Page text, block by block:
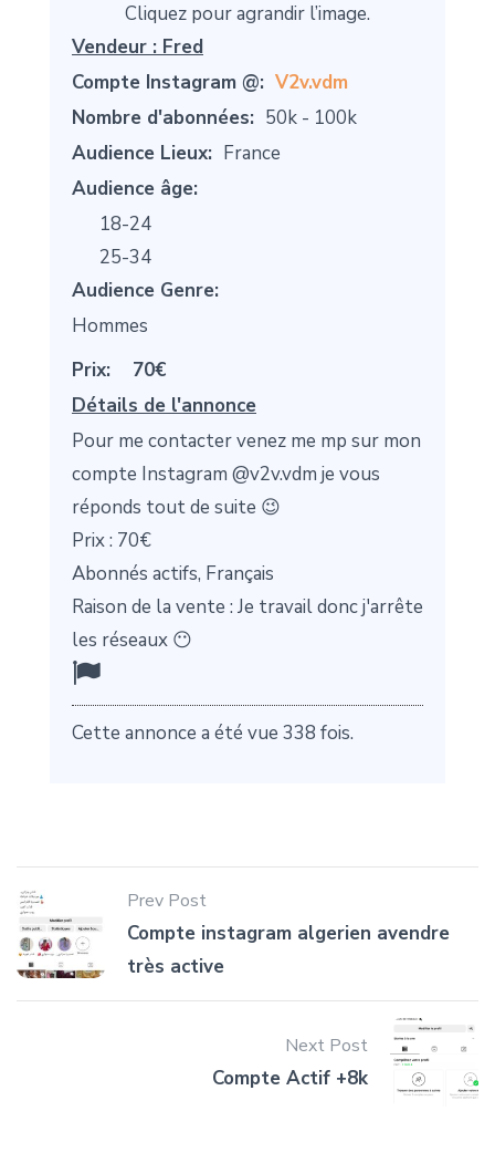
Cliquez pour agrandir l’image.
Vendeur : Fred
Compte Instagram @: V2v.vdm
Nombre d'abonnées: 50k - 100k
Audience Lieux: France
Audience âge:
18-24
25-34
Audience Genre:
Hommes
Prix:
70€
Détails de l'annonce
Pour me contacter venez me mp sur mon
compte Instagram @v2v.vdm je vous
réponds tout de suite 😉
Prix : 70€
Abonnés actifs, Français
Raison de la vente : Je travail donc j'arrête
les réseaux 😶
Cette annonce a été vue 338 fois.
Prev Post
Compte instagram algerien avendre
très active
Next Post
Compte Actif +8k